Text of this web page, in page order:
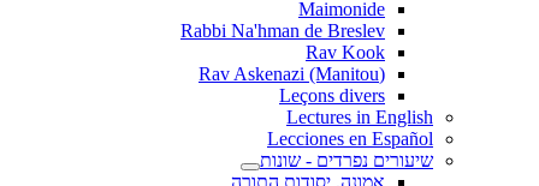
Maimonide
Rabbi Na'hman de Breslev
Rav Kook
(Rav Askenazi (Manitou
Leçons divers
Lectures in English
Lecciones en Español
שיעורים נפרדים - שונות
אמונה, יסודות התורה